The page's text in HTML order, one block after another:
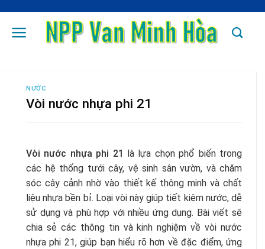
content
NƯỚC
Vòi nước nhựa phi 21
Vòi nước nhựa phi 21 là lựa chọn phổ biến trong
các hệ thống tưới cây, vệ sinh sân vườn, và chăm
sóc cây cảnh nhờ vào thiết kế thông minh và chất
liệu nhựa bền bỉ. Loại vòi này giúp tiết kiệm nước, dễ
sử dụng và phù hợp với nhiều ứng dụng. Bài viết sẽ
chia sẻ các thông tin và kinh nghiệm về vòi nước
nhựa phi 21, giúp bạn hiểu rõ hơn về đặc điểm, ứng